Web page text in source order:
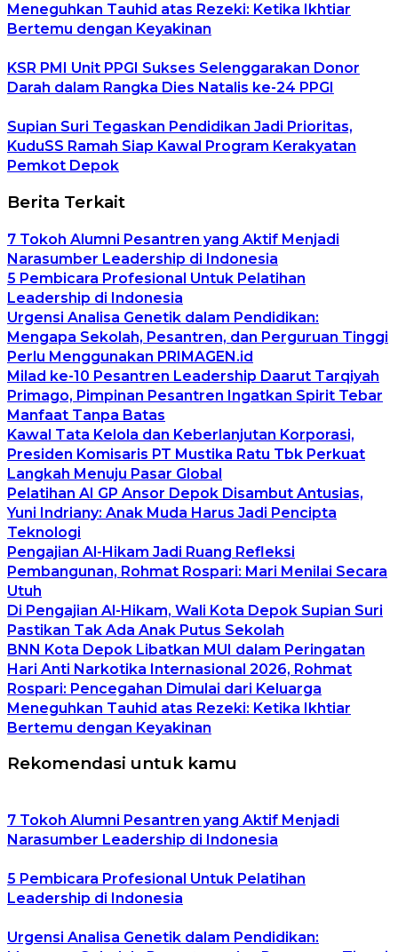
Meneguhkan Tauhid atas Rezeki: Ketika Ikhtiar
Bertemu dengan Keyakinan
KSR PMI Unit PPGI Sukses Selenggarakan Donor
Darah dalam Rangka Dies Natalis ke-24 PPGI
Supian Suri Tegaskan Pendidikan Jadi Prioritas,
KuduSS Ramah Siap Kawal Program Kerakyatan
Pemkot Depok
Berita Terkait
7 Tokoh Alumni Pesantren yang Aktif Menjadi
Narasumber Leadership di Indonesia
5 Pembicara Profesional Untuk Pelatihan
Leadership di Indonesia
Urgensi Analisa Genetik dalam Pendidikan:
Mengapa Sekolah, Pesantren, dan Perguruan Tinggi
Perlu Menggunakan PRIMAGEN.id
Milad ke-10 Pesantren Leadership Daarut Tarqiyah
Primago, Pimpinan Pesantren Ingatkan Spirit Tebar
Manfaat Tanpa Batas
Kawal Tata Kelola dan Keberlanjutan Korporasi,
Presiden Komisaris PT Mustika Ratu Tbk Perkuat
Langkah Menuju Pasar Global
Pelatihan AI GP Ansor Depok Disambut Antusias,
Yuni Indriany: Anak Muda Harus Jadi Pencipta
Teknologi
Pengajian Al-Hikam Jadi Ruang Refleksi
Pembangunan, Rohmat Rospari: Mari Menilai Secara
Utuh
Di Pengajian Al-Hikam, Wali Kota Depok Supian Suri
Pastikan Tak Ada Anak Putus Sekolah
BNN Kota Depok Libatkan MUI dalam Peringatan
Hari Anti Narkotika Internasional 2026, Rohmat
Rospari: Pencegahan Dimulai dari Keluarga
Meneguhkan Tauhid atas Rezeki: Ketika Ikhtiar
Bertemu dengan Keyakinan
Rekomendasi untuk kamu
7 Tokoh Alumni Pesantren yang Aktif Menjadi
Narasumber Leadership di Indonesia
5 Pembicara Profesional Untuk Pelatihan
Leadership di Indonesia
Urgensi Analisa Genetik dalam Pendidikan: